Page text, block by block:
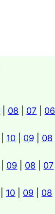
08 07 06
10 09 08
09 08 07
10 09 08